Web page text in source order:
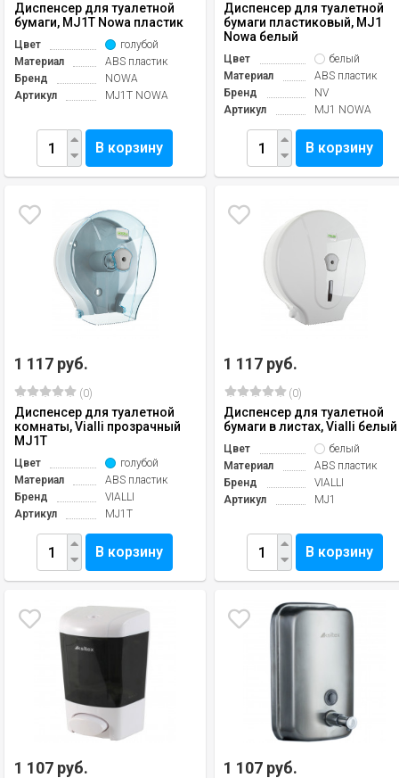
Диспенсер для туалетной
бумаги, MJ1T Nowa пластик
Цвет
голубой
Материал
ABS пластик
Бренд
NOWA
Артикул
MJ1T NOWA
В корзину
Диспенсер для туалетной
бумаги пластиковый, MJ1
Nowa белый
Цвет
белый
Материал
ABS пластик
Бренд
NV
Артикул
MJ1 NOWA
В корзину
1 117 руб.
(0)
Диспенсер для туалетной
комнаты, Vialli прозрачный
MJ1T
Цвет
голубой
Материал
ABS пластик
Бренд
VIALLI
Артикул
MJ1T
В корзину
1 117 руб.
(0)
Диспенсер для туалетной
бумаги в листах, Vialli белый
Цвет
белый
Материал
ABS пластик
Бренд
VIALLI
Артикул
MJ1
В корзину
1 107 руб. 1 107 руб.